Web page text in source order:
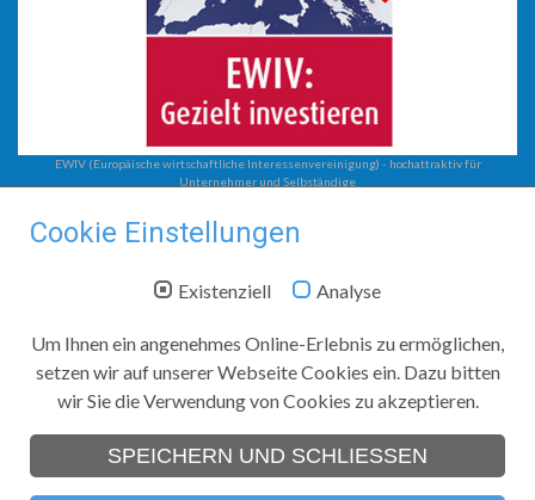
EWIV (Europäische wirtschaftliche Interessenvereinigung) - hochattraktiv für
Unternehmer und Selbständige
Steuerberatung
Unternehmensberatung
Steuerkanzlei Jobst
Zwickauer Straße 208
09116 Chemnitz
+49 (0)371 366 74 40
Telefax:
Cookie Einstellungen
Existenziell Analyse
Um Ihnen ein angenehmes Online-Erlebnis zu ermöglichen,
setzen wir auf unserer Webseite Cookies ein. Dazu bitten
wir Sie die Verwendung von Cookies zu akzeptieren.
SPEICHERN UND SCHLIESSEN